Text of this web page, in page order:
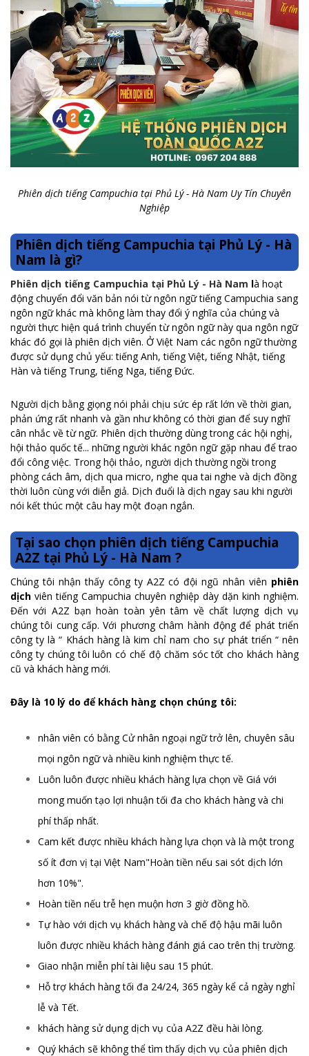
Phiên dịch tiếng Campuchia tại Phủ Lý - Hà Nam Uy Tín Chuyên
Nghiệp
Phiên dịch tiếng Campuchia tại Phủ Lý - Hà
Nam là gì?
Phiên dịch tiếng Campuchia tại Phủ Lý - Hà Nam là hoạt
động chuyển đổi văn bản nói từ ngôn ngữ tiếng Campuchia sang
ngôn ngữ khác mà không làm thay đổi ý nghĩa của chúng và
người thực hiện quá trình chuyển từ ngôn ngữ này qua ngôn ngữ
khác đó gọi là phiên dịch viên. Ở Việt Nam các ngôn ngữ thường
được sử dụng chủ yếu: tiếng Anh, tiếng Việt, tiếng Nhật, tiếng
Hàn và tiếng Trung, tiếng Nga, tiếng Đức.
Người dịch bằng giọng nói phải chịu sức ép rất lớn về thời gian,
phản ứng rất nhanh và gần như không có thời gian để suy nghĩ
cân nhắc về từ ngữ. Phiên dịch thường dùng trong các hội nghị,
hội thảo quốc tế... những người khác ngôn ngữ gặp nhau để trao
đổi công việc. Trong hội thảo, người dịch thường ngồi trong
phòng cách âm, dịch qua micro, nghe qua tai nghe và dịch đồng
thời luôn cùng với diễn giả. Dịch đuổi là dịch ngay sau khi người
nói kết thúc một câu hay một đoạn ngắn.
Tại sao chọn phiên dịch tiếng Campuchia
A2Z tại Phủ Lý - Hà Nam ?
Chúng tôi nhận thấy công ty A2Z có đội ngũ nhân viên phiên
dịch viên tiếng Campuchia chuyên nghiệp dày dặn kinh nghiệm.
Đến với A2Z bạn hoàn toàn yên tâm về chất lượng dịch vụ
chúng tôi cung cấp. Với phương châm hành động để phát triển
công ty là “ Khách hàng là kim chỉ nam cho sự phát triển “ nên
công ty chúng tôi luôn có chế độ chăm sóc tốt cho khách hàng
cũ và khách hàng mới.
Đây là 10 lý do để khách hàng chọn chúng tôi:
nhân viên có bằng Cử nhân ngoại ngữ trở lên, chuyên sâu
mọi ngôn ngữ và nhiều kinh nghiệm thực tế.
Luôn luôn được nhiều khách hàng lựa chọn về Giá với
mong muốn tạo lợi nhuận tối đa cho khách hàng và chi
phí thấp nhất.
Cam kết được nhiều khách hàng lựa chọn và là một trong
số ít đơn vị tại Việt Nam"Hoàn tiền nếu sai sót dịch lớn
hơn 10%".
Hoàn tiền nếu trễ hẹn muộn hơn 3 giờ đồng hồ.
Tự hào với dịch vụ khách hàng và chế độ hậu mãi luôn
luôn được nhiều khách hàng đánh giá cao trên thị trường.
Giao nhận miễn phí tài liệu sau 15 phút.
Hỗ trợ khách hàng tối đa 24/24, 365 ngày kể cả ngày nghỉ
lễ và Tết.
khách hàng sử dụng dịch vụ của A2Z đều hài lòng.
Quý khách sẽ không thể tìm thấy dịch vụ của phiên dịch